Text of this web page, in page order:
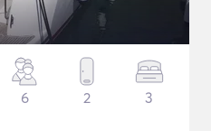
6 2 3